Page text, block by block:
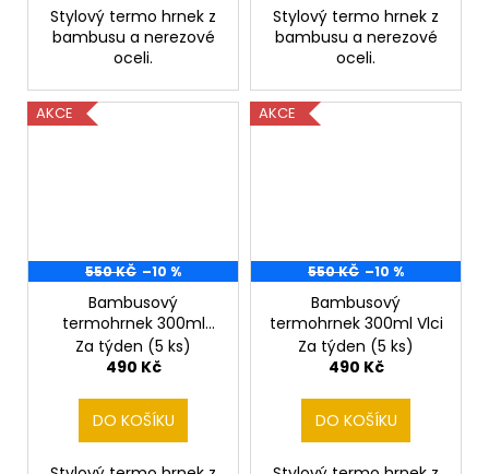
Stylový termo hrnek z
bambusu a nerezové
oceli.
Stylový termo hrnek z
bambusu a nerezové
oceli.
AKCE
550 KČ –10 %
Bambusový
termohrnek 300ml
Tygr
Za týden (5 ks)
490 Kč
DO KOŠÍKU
AKCE
550 KČ –10 %
Bambusový
termohrnek 300ml Vlci
Za týden (5 ks)
490 Kč
DO KOŠÍKU